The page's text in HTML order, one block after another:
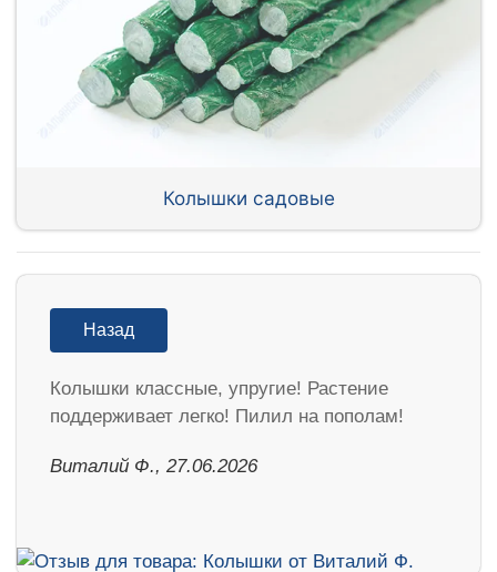
Колышки садовые
Назад
Колышки классные, упругие! Растение
поддерживает легко! Пилил на пополам!
Виталий Ф., 27.06.2026